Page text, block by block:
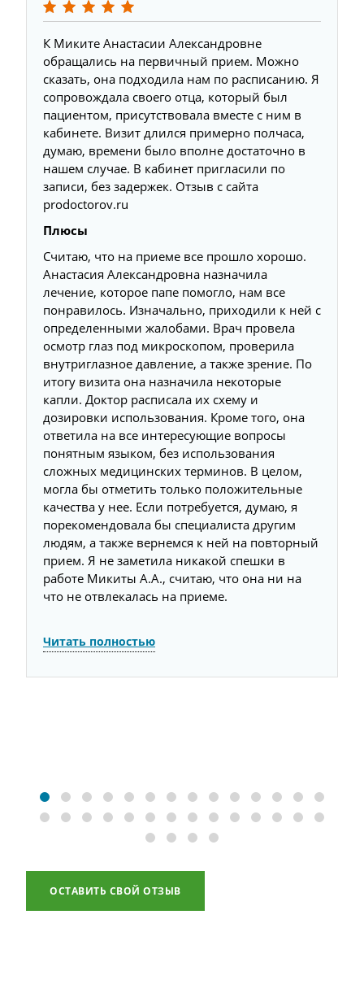
К Миките Анастасии Александровне
обращались на первичный прием. Можно
сказать, она подходила нам по расписанию. Я
сопровождала своего отца, который был
пациентом, присутствовала вместе с ним в
кабинете. Визит длился примерно полчаса,
думаю, времени было вполне достаточно в
нашем случае. В кабинет пригласили по
записи, без задержек. Отзыв с сайта
prodoctorov.ru
Плюсы
Считаю, что на приеме все прошло хорошо.
Анастасия Александровна назначила
лечение, которое папе помогло, нам все
понравилось. Изначально, приходили к ней с
определенными жалобами. Врач провела
осмотр глаз под микроскопом, проверила
внутриглазное давление, а также зрение. По
итогу визита она назначила некоторые
капли. Доктор расписала их схему и
дозировки использования. Кроме того, она
ответила на все интересующие вопросы
понятным языком, без использования
сложных медицинских терминов. В целом,
могла бы отметить только положительные
качества у нее. Если потребуется, думаю, я
порекомендовала бы специалиста другим
людям, а также вернемся к ней на повторный
прием. Я не заметила никакой спешки в
работе Микиты А.А., считаю, что она ни на
что не отвлекалась на приеме.
Читать полностью
ОСТАВИТЬ СВОЙ ОТЗЫВ